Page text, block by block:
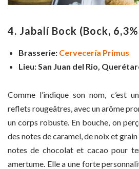
4. Jabalí Bock (Bock,
Brasserie: Cervecería Primus
Lieu:San Juan del Rio,
Comme l’indique son nom, c’est
reflets rougeâtres, avec un arôme
un corps robuste. En bouche, on
des notes de caramel, de noix et
notes de chocolat et cacao pour
amertume. Elle a une forte